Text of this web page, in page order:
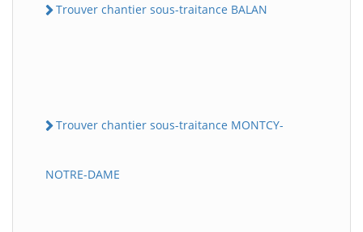
Trouver chantier sous-traitance BALAN
Trouver chantier sous-traitance MONTCY-
NOTRE-DAME